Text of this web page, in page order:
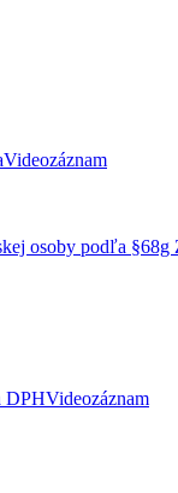
Videozáznam
osoby podľa §68g
DPHVideozáznam